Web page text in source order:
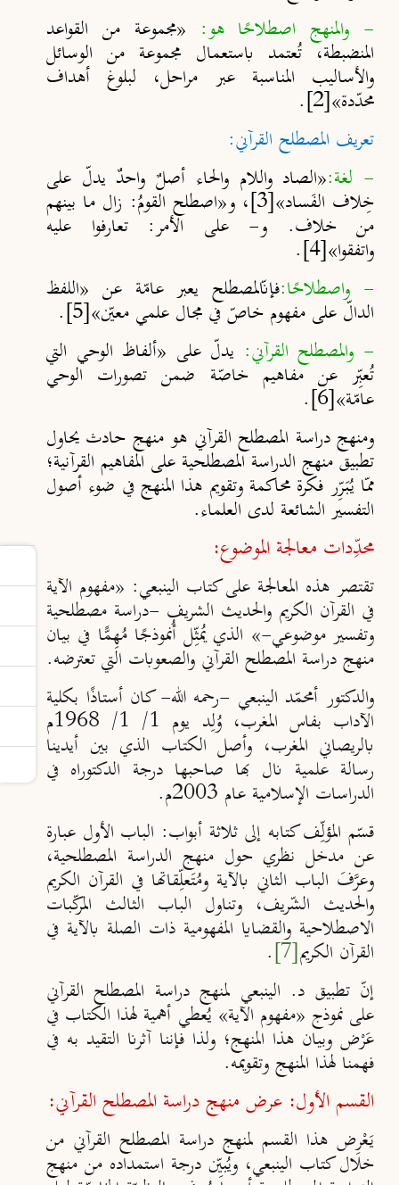
- والمنهج اصطلاحًا هو: «مجموعة من القواعد
المنضبطة، تُعتمد باستعمال مجموعة من الوسائل
والأساليب المناسبة عبر مراحل، لبلوغ أهداف
محدّدة»[2]
.
تعريف المصطلح القرآني:
- لغة:«الصاد واللام والحاء أصلٌ واحدٌ يدلّ على
خِلاف الفَساد»[3] ، و«اصطلح القومُ: زال ما بينهم
من خلاف. و- على الأمر: تعارفوا عليه
واتفقوا»[4]
.
- واصطلاحًا:فإنّالمصطلح يعبر عامّة عن «اللفظ
الدالّ على مفهوم خاصّ في مجال علمي معيّن»[5]
.
- والمصطلح القرآني: يدلّ على «ألفاظ الوحي التي
تُعبِّر عن مفاهيم خاصّة ضمن تصورات الوحي
عامّة»[6]
.
ومنهج دراسة المصطلح القرآني هو منهج حادث يحاول
تطبيق منهج الدراسة المصطلحية على المفاهيم القرآنية؛
ممّا يُبَرِّر فكرة محاكمة وتقويم هذا المنهج في ضوء أصول
التفسير الشائعة لدى العلماء.
محدِّدات معالجة الموضوع:
تقتصر هذه المعالجة على كتاب الينبعي: «مفهوم الآية
في القرآن الكريم والحديث الشريف -دراسة مصطلحية
وتفسير موضوعي-» الذي يُمثِّل أُنموذجًا مُهِمًّا في بيان
منهج دراسة المصطلح القرآني والصعوبات التي تعترضه.
والدكتور أمحمّد الينبعي -رحمه الله- كان أستاذًا بكلية
الآداب بفاس المغرب، وُلِد يوم 1/ 1/ 1968م
بالريصاني المغرب، وأصل الكتاب الذي بين أيدينا
رسالة علمية نال بها صاحبها درجة الدكتوراه في
الدراسات الإسلامية عام 2003م.
قسّم المؤلِّف كتابه إلىثلاثة أبواب: الباب الأول عبارة
عن مدخل نظري حول منهج الدراسة المصطلحية،
وعرَّفَ الباب الثاني بالآية ومُتَعلِّقاتها في القرآن الكريم
والحديث الشّريف، وتناول الباب الثالث المركّبات
الاصطلاحية والقضايا المفهومية ذات الصلة بالآية في
القرآن الكريم[7]
.
إنّ تطبيق د. الينبعي لمنهج دراسة المصطلح القرآني
على نموذج «مفهوم الآية» يُعطي أهمية لهذا الكتاب في
عَرْض وبيان هذا المنهج؛ ولذا فإننا آثرنا التقيد به في
فهمنا لهذا المنهج وتقويمه.
القسم الأول: عرض منهج دراسة المصطلح القرآني:
يَعْرِض هذا القسم لمنهج دراسة المصطلح القرآني من
خلال كتاب الينبعي، ويُبيِّن درجة استمداده من منهج